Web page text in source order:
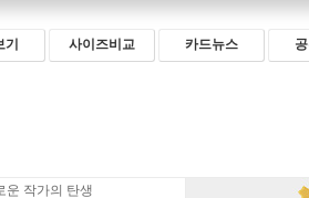
사이즈비교 카드뉴스
운 작가의 탄생